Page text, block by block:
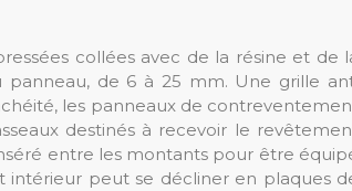
collées avec de la résine et de
panneau, de 6 à 25 mm. Une grille
les panneaux de
destinés à recevoir le
entre les montants pour être
intérieur peut se décliner en plaques